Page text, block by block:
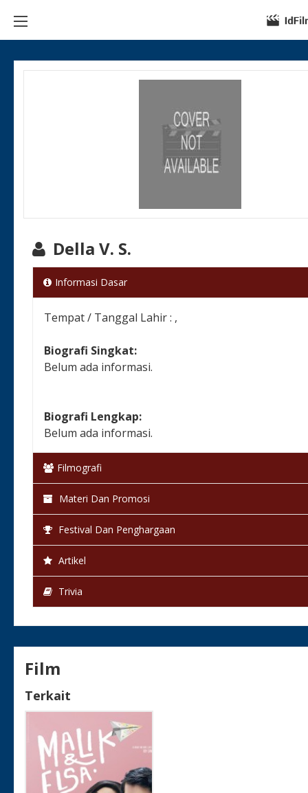
Della V. S.
Informasi Dasar
Tempat / Tanggal Lahir : ,
Biografi Singkat:
Belum ada informasi.
Biografi Lengkap:
Belum ada informasi.
Filmografi
Materi Dan Promosi
Festival Dan Penghargaan
Artikel
Trivia
Film
Terkait